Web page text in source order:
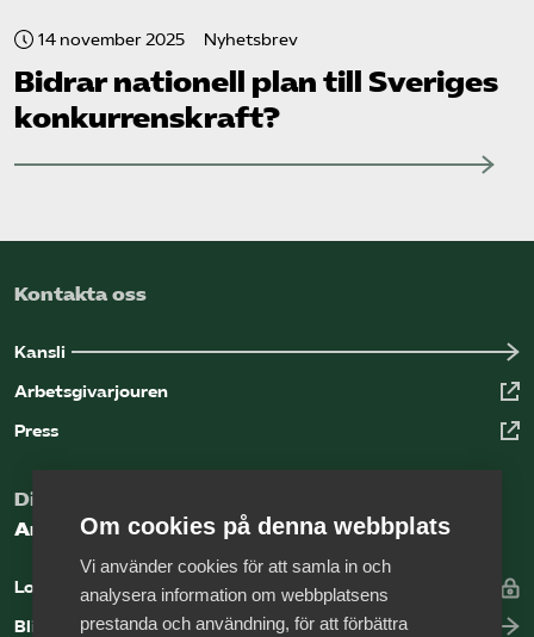
14 november 2025 Nyhetsbrev
Bidrar nationell plan till Sveriges
konkurrenskraft?
Kontakta oss
Kansli
Arbetsgivarjouren
Press
Digital kunskapsbank för arbetsgivare
Arbetsgivarguiden
Logga in
Bli medlem
Om cookies på denna webbplats
Vi använder cookies för att samla in och
analysera information om webbplatsens
prestanda och användning, för att förbättra